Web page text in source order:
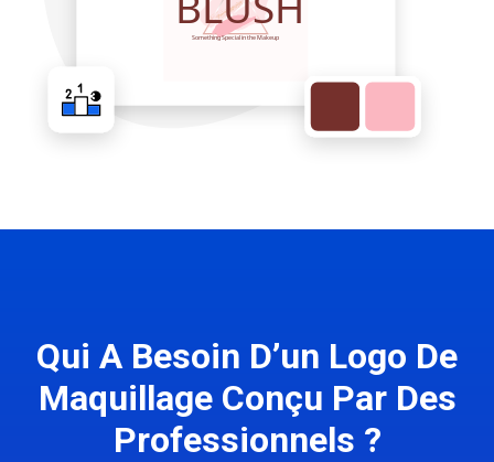
Qui A Besoin D’un Logo De
Maquillage Conçu Par Des
Professionnels ?